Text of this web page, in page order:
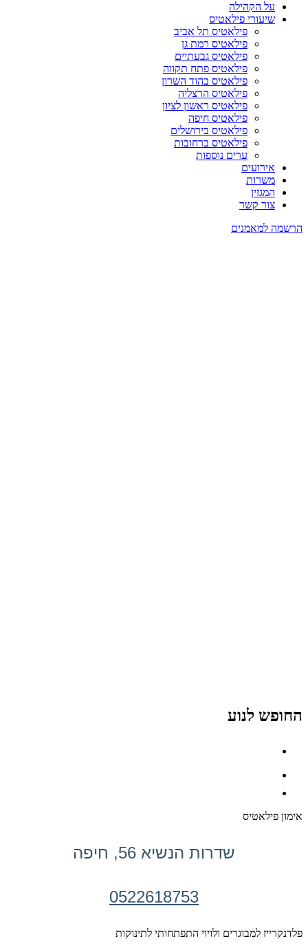
על הקהילה
שיעורי פילאטיס
פילאטיס תל אביב
פילאטיס רמת גן
פילאטיס גבעתיים
פילאטיס פתח תקווה
פילאטיס בהוד השרון
פילאטיס הרצליה
פילאטיס ראשון לציון
פילאטיס חיפה
פילאטיס בירושלים
פילאטיס ברחובות
ערים נוספות
אירועים
משרות
המגזין
צור קשר
הרשמה למאמנים
החופש לנוע
אימון פילאטיס
שדרות הנשיא 56, חיפה
0522618753
פלדנקרייז למבוגרים ולויוי התפתחותי לתינוקות